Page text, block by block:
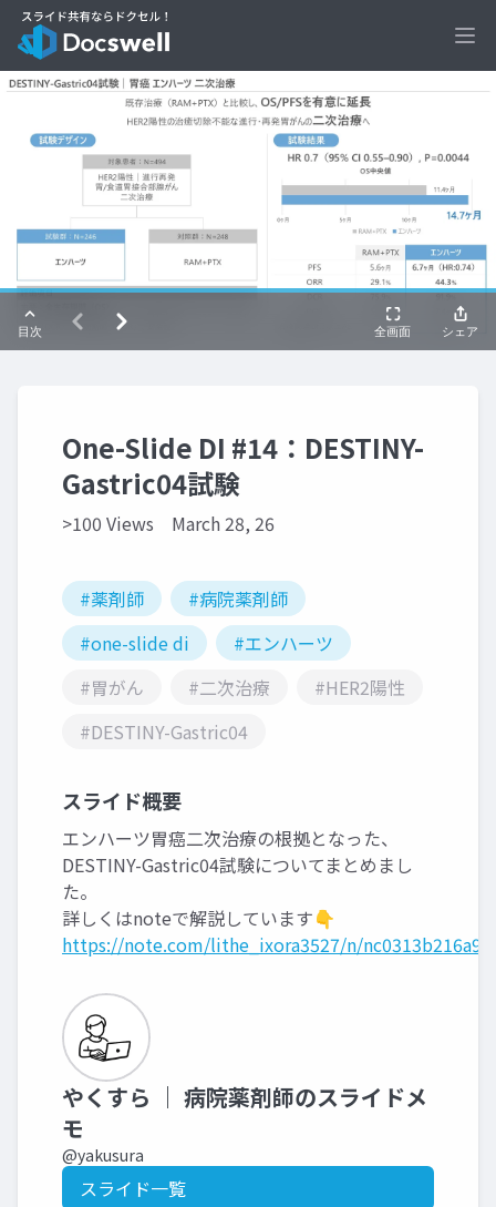
One-Slide DI #14：DESTINY-
Gastric04試験
>100 Views March 28, 26
#薬剤師
#病院薬剤師
#one-slide di
#エンハーツ
#胃がん
#二次治療
#HER2陽性
#DESTINY-Gastric04
スライド概要
エンハーツ胃癌二次治療の根拠となった、
DESTINY-Gastric04試験についてまとめまし
た。
詳しくはnoteで解説しています👇
https://note.com/lithe_ixora3527/n/nc0313b216a9c
やくすら ｜ 病院薬剤師のスライドメ
モ
@yakusura
スライド一覧